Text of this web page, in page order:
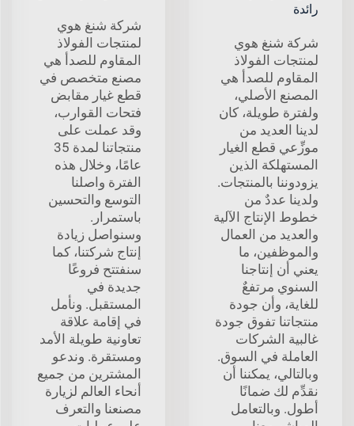
رائدة
شركة شنغ هوي
لمنتجات الفولاذ
المقاوم للصدأ هي
المصنع الأصلي،
ولفترة طويلة، كان
لدينا العديد من
موزِّعي قطع الغيار
المستهلكة الذين
يزودوننا بالمنتجات.
ولدينا عددٌ من
خطوط الإنتاج الآلية
والعديد من العمال
والموظفين، ما
يعني أن إنتاجنا
السنوي مرتفعٌ
للغاية، وأن جودة
منتجاتنا تفوق جودة
غالبية الشركات
العاملة في السوق.
وبالتالي، يمكننا أن
نقدِّم لك ضمانًا
أطول. وبالتعامل
شركة شنغ هوي
لمنتجات الفولاذ
المقاوم للصدأ هي
مصنع متخصص في
قطع غيار مقابض
فتحات القوارب،
وقد عملت على
منتجاتنا لمدة 35
عامًا، وخلال هذه
الفترة واصلنا
التوسع والتحسين
باستمرار.
وسنواصل زيادة
إنتاج شركتنا، كما
سنفتتح فروعًا
جديدة في
المستقبل. ونأمل
في إقامة علاقة
تعاونية طويلة الأمد
ومستقرة. وندعو
المشترين من جميع
أنحاء العالم لزيارة
مصنعنا والتعرف